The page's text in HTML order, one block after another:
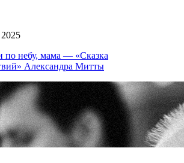
по небу, мама — «Сказка
Александра Митты